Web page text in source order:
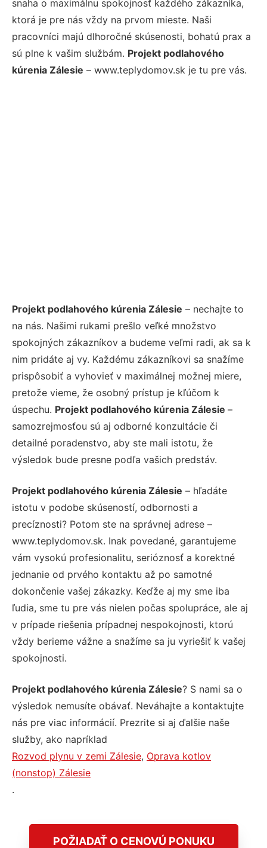
snaha o maximálnu spokojnosť každého zákazníka,
ktorá je pre nás vždy na prvom mieste. Naši
pracovníci majú dlhoročné skúsenosti, bohatú prax a
sú plne k vašim službám. Projekt podlahového
kúrenia Zálesie – www.teplydomov.sk je tu pre vás.
Projekt podlahového kúrenia Zálesie – nechajte to
na nás. Našimi rukami prešlo veľké množstvo
spokojných zákazníkov a budeme veľmi radi, ak sa k
nim pridáte aj vy. Každému zákazníkovi sa snažíme
prispôsobiť a vyhovieť v maximálnej možnej miere,
pretože vieme, že osobný prístup je kľúčom k
úspechu. Projekt podlahového kúrenia Zálesie –
samozrejmosťou sú aj odborné konzultácie či
detailné poradenstvo, aby ste mali istotu, že
výsledok bude presne podľa vašich predstáv.
Projekt podlahového kúrenia Zálesie – hľadáte
istotu v podobe skúseností, odbornosti a
precíznosti? Potom ste na správnej adrese –
www.teplydomov.sk. Inak povedané, garantujeme
vám vysokú profesionalitu, serióznosť a korektné
jednanie od prvého kontaktu až po samotné
dokončenie vašej zákazky. Keďže aj my sme iba
ľudia, sme tu pre vás nielen počas spolupráce, ale aj
v prípade riešenia prípadnej nespokojnosti, ktorú
vždy berieme vážne a snažíme sa ju vyriešiť k vašej
spokojnosti.
Projekt podlahového kúrenia Zálesie? S nami sa o
výsledok nemusíte obávať. Neváhajte a kontaktujte
nás pre viac informácií. Prezrite si aj ďalšie naše
služby, ako napríklad
Rozvod plynu v zemi Zálesie, Oprava kotlov
(nonstop) Zálesie
.
POŽIADAŤ O CENOVÚ PONUKU